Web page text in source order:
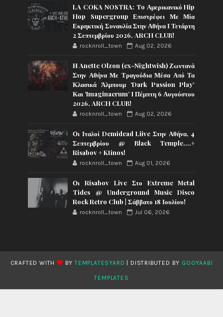
LA COKA NOSTRA: To Αμερικανικό Hip
Hop Supergroup Επιστρέφει Με Μία
Εκρηκτική Συναυλία Στην Αθήνα Ι Τετάρτη
2 Σεπτεμβρίου 2026, ARCH CLUB!
rocknroll_town Aug 02, 2026
Η Anette Olzon (ex-Nightwish) Ζωντανά
Στην Αθήνα Με Τραγούδια Μέσα Από Τα
Κλασικά Άλμπουμ ‘Dark Passion Play’
Και ‘Imaginaerum’ I Πέμπτη 6 Αυγούστου
2026, ARCH CLUB!
rocknroll_town Aug 02, 2026
Οι Ιταλοί Demidead Liive Στην Αθήνα, 4
Σεπτεμβρίου @ Black Temple….+
Risabov + Ktinos!
rocknroll_town Aug 01, 2026
Οι Risabov Live Στο Extreme Metal
Tides @ Underground Music Disco
Rock Retro Club | Σάββατο 18 Ιουλίου!
rocknroll_town Jul 06, 2026
CRAFTED WITH BYTEMPLATESYARD | DISTRIBUTED BY GOOYAABI
TEMPLATES